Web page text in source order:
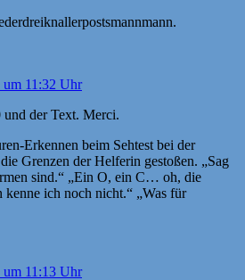
um 11:32 Uhr
der Text. Merci.
Erkennen beim Sehtest bei der
Grenzen der Helferin gestoßen. „Sag
sind.“ „Ein O, ein C… oh, die
kenne ich noch nicht.“ „Was für
um 11:13 Uhr